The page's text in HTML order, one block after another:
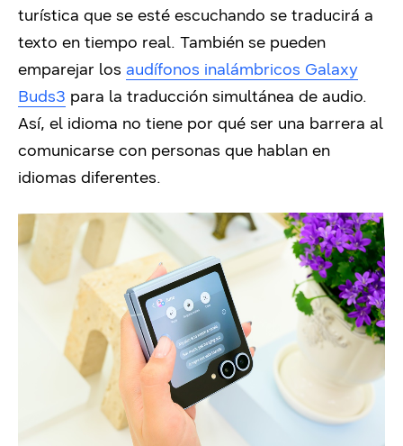
turística que se esté escuchando se traducirá a
texto en tiempo real. También se pueden
emparejar los audífonos inalámbricos Galaxy
Buds3 para la traducción simultánea de audio.
Así, el idioma no tiene por qué ser una barrera al
comunicarse con personas que hablan en
idiomas diferentes.